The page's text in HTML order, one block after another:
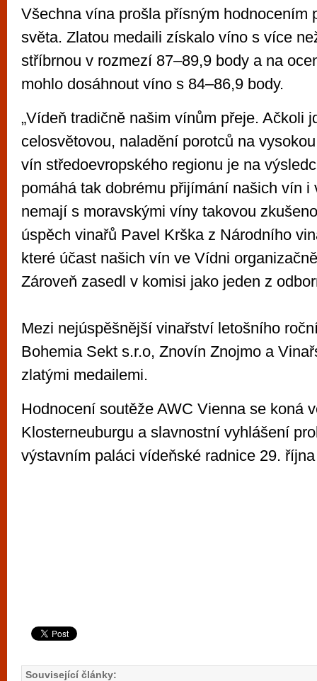
Všechna vína prošla přísným hodnocením
světa. Zlatou medaili získalo víno s více
stříbrnou v rozmezí 87–89,9 body a na
mohlo dosáhnout víno s 84–86,9 body.
„Vídeň tradičně našim vínům přeje. Ačkoli
celosvětovou, naladění porotců na
vín středoevropského regionu je na
pomáhá tak dobrému přijímání našich vín i
nemají s moravskými víny takovou
úspěch vinařů Pavel Krška z Národního
které účast našich vín ve Vídni
Zároveň zasedl v komisi jako jeden z
Mezi nejúspěšnější vinařství letošního
Bohemia Sekt s.r.o, Znovín Znojmo a
zlatými medailemi.
Hodnocení soutěže AWC Vienna se koná
Klosterneuburgu a slavnostní vyhlášení
výstavním paláci vídeňské radnice 29.
Související články: